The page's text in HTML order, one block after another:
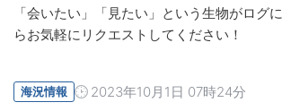
「会いたい」「見たい」という生物がログ
らお気軽にリクエストしてください！
海況情報 2023年10月1日 07時24分